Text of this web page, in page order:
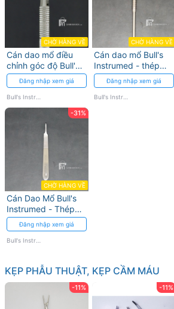
CHỜ HÀNG VỀ
Cán dao mổ điều
chỉnh góc độ Bull's
Instrumed
Đăng nhập xem giá
CHỜ HÀNG VỀ
Cán dao mổ Bull's
Instrumed - thép
không gỉ y tế
Đăng nhập xem giá
Bull's Instrumed
-31%
CHỜ HÀNG VỀ
Cán Dao Mổ Bull's
Instrumed - Thép
không gỉ, Độ chính
xác cao
Đăng nhập xem giá
KẸP PHẪU THUẬT, KẸP CẦM MÁU
-11% -11%